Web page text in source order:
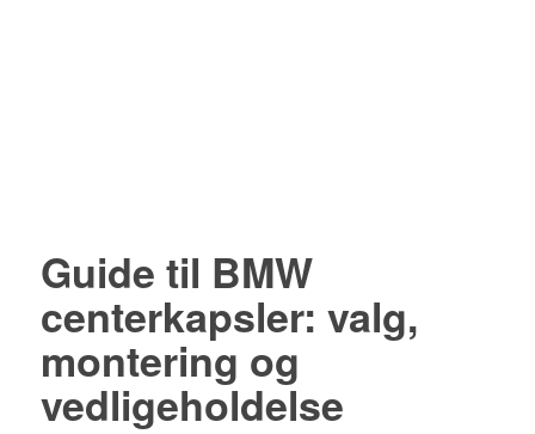
Guide til BMW
centerkapsler: valg,
montering og
vedligeholdelse